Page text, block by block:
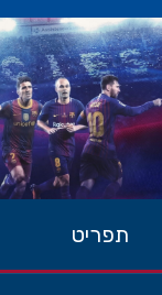
תפריט